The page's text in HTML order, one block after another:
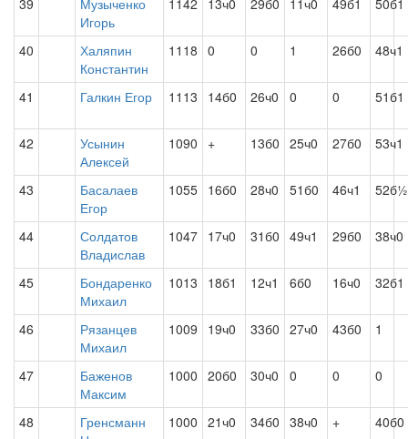
39
Музыченко
Игорь
1142 13ч0 29б0 11ч0 49б1 50б1
40
Халяпин
Константин
1118 0 0 1 26б0 48ч1
41 Галкин Егор 1113 14б0 26ч0 0 0 51б1
42
Усынин
Алексей
1090 + 13б0 25ч0 27б0 53ч1
43
Басалаев
Егор
1055 16б0 28ч0 51б0 46ч1 52б½
44
Солдатов
Владислав
1047 17ч0 31б0 49ч1 29б0 38ч0
45
Бондаренко
Михаил
1013 18б1 12ч1 6б0 16ч0 32б1
46
Рязанцев
Михаил
1009 19ч0 33б0 27ч0 43б0 1
47
Баженов
Максим
1000 20б0 30ч0 0 0 0
48
Гренсманн
1000 21ч0 34б0 38ч0 + 40б0